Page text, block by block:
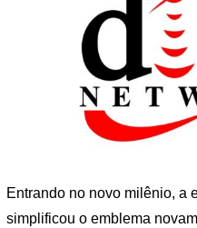
Entrando no novo milênio, a
simplificou o emblema